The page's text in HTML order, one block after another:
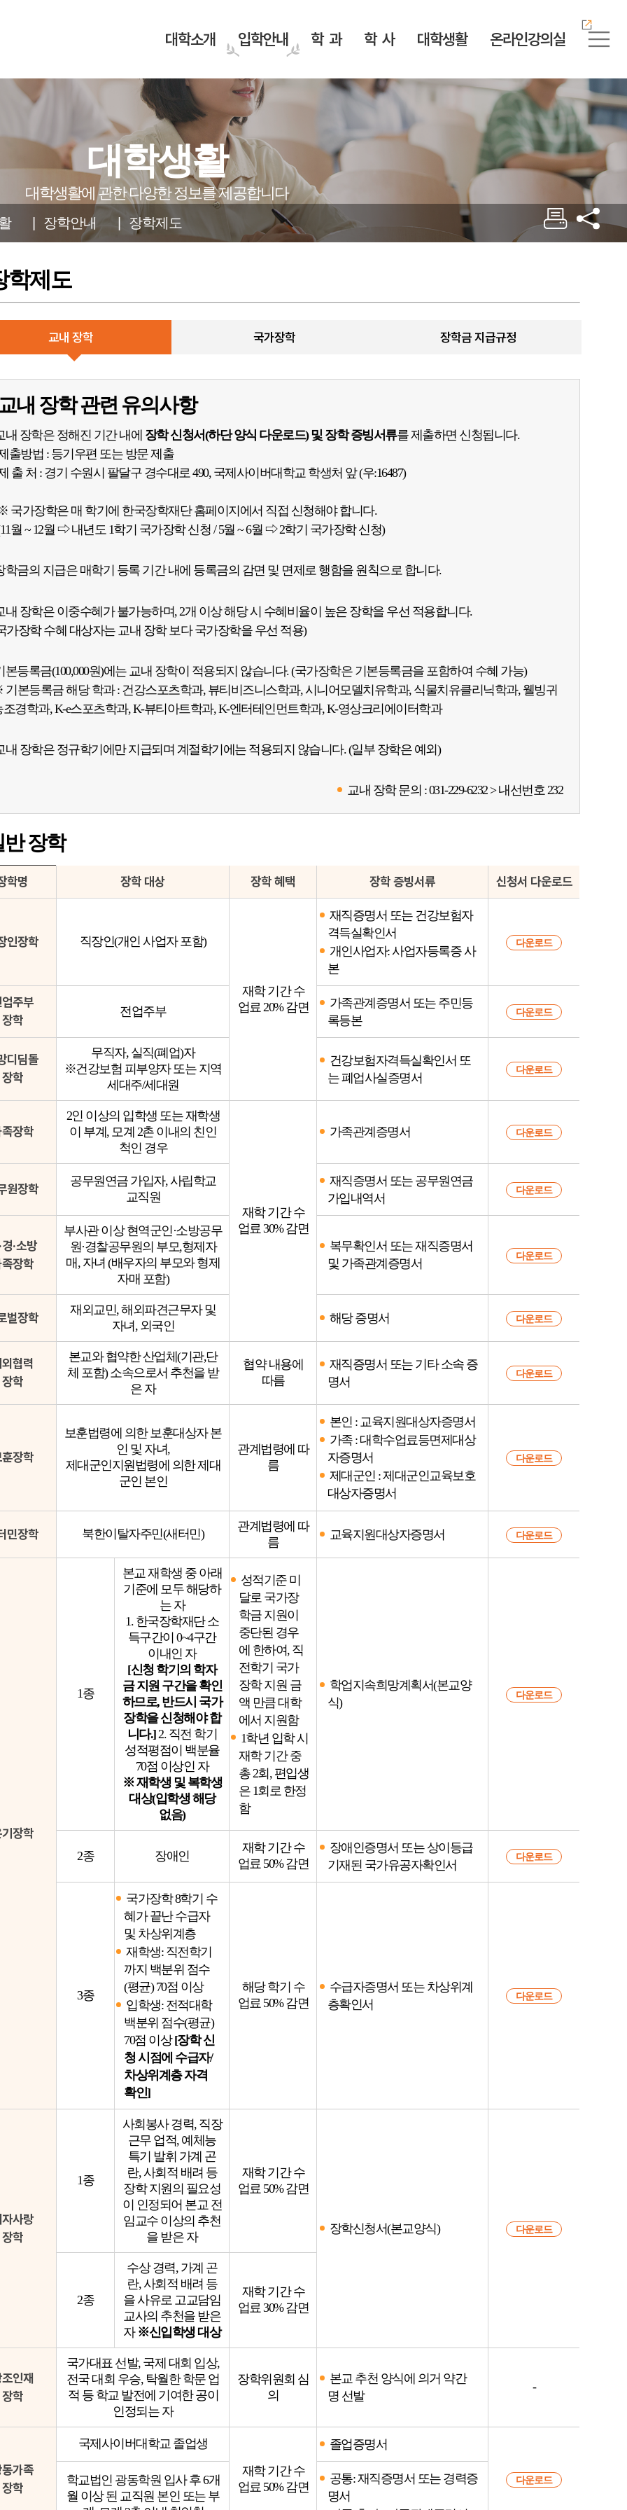
대학소개
교육 이념
인재상·핵심역량
GJCU UI
대학안내
PRIDE GJCU
대학 연혁
조직도
자체 평가
업무추진비
대학안전관리계획
입학안내
학기
2차모집
8.19.(수)
로가기
학 과
휴먼복지학부
건강스포츠학과
사회복지학과
웰빙귀농조경학과
상담학부
상담심리학과
시니어모델치유학과
식물치유클리닉학과
아동가족상담학과
소방방재안전학과
K-컬처학부
K-e스포츠학과
K-뷰티아트학과
K-엔터테인먼트학과
K-영상크리에이터학
과
학 사
교육과정 편성체계
및
이수체계도
규정안내
규정 안내
학위 취득 로드맵
학적 변동
전공제도
서식다운로드
서식다운로드
대학생활
협력기관
장학안내
장학제도
학자금 대출
수업 지원
학생증 발급
장애·소수학생지원센
터
웹진 緣
개설안내
온라인강의실
대학생활
대학생활에 관한 다양한 정보를 제공합니다
장학안내 장학제도
학제도
교내 장학 국가장학 장학금 지급규정
내 장학 관련 유의사항
내 장학은 정해진 기간 내에 장학 신청서(하단 양식 다운로드) 및 장학 증빙서류를 제출하면 신청됩니다.
출방법 : 등기우편 또는 방문 제출
출 처 : 경기 수원시 팔달구 경수대로 490, 국제사이버대학교 학생처 앞 (우:16487)
가장학은 매 학기에 한국장학재단 홈페이지에서 직접 신청해야 합니다.
월 ~ 12월 ⇨ 내년도 1학기 국가장학 신청 / 5월 ~ 6월 ⇨ 2학기 국가장학 신청)
학금의 지급은 매학기 등록 기간 내에 등록금의 감면 및 면제로 행함을 원칙으로 합니다.
내 장학은 이중수혜가 불가능하며, 2개 이상 해당 시 수혜비율이 높은 장학을 우선 적용합니다.
가장학 수혜 대상자는 교내 장학 보다 국가장학을 우선 적용)
본등록금(100,000원)에는 교내 장학이 적용되지 않습니다. (국가장학은 기본등록금을 포함하여 수혜 가능)
본등록금 해당 학과 : 건강스포츠학과, 뷰티비즈니스학과, 시니어모델치유학과, 식물치유클리닉학과, 웰빙귀
조경학과, K-e스포츠학과, K-뷰티아트학과, K-엔터테인먼트학과, K-영상크리에이터학과
내 장학은 정규학기에만 지급되며 계절학기에는 적용되지 않습니다. (일부 장학은 예외)
교내 장학 문의 : 031-229-6232 > 내선번호 232
반 장학
학명 장학 대상 장학 혜택 장학 증빙서류 신청서 다운로드
인장학 직장인(개인 사업자 포함)
재학 기간 수
업료 20% 감면
재직증명서 또는 건강보험자
격득실확인서
개인사업자: 사업자등록증 사
본
다운로드
주부
장학
전업주부
가족관계증명서 또는 주민등
록등본
다운로드
디딤돌
장학
무직자, 실직(폐업)자
※건강보험 피부양자 또는 지역
세대주/세대원
건강보험자격득실확인서 또
는 폐업사실증명서
다운로드
장학
2인 이상의 입학생 또는 재학생
이 부계, 모계 2촌 이내의 친인
척인 경우
재학 기간 수
업료 30% 감면
가족관계증명서 다운로드
원장학
공무원연금 가입자, 사립학교
교직원
재직증명서 또는 공무원연금
가입내역서
자
히
기
다운로드
경·소방
장학
부사관 이상 현역군인·소방공무
원·경찰공무원의 부모,형제자
매, 자녀 (배우자의 부모와 형제
자매 포함)
복무확인서 또는 재직증명서
및 가족관계증명서
다운로드
벌장학
재외교민, 해외파견근무자 및
자녀, 외국인
해당 증명서 다운로드
협력
장학
본교와 협약한 산업체(기관,단
체 포함) 소속으로서 추천을 받
은 자
협약 내용에
따름
재직증명서 또는 기타 소속 증
명서
다운로드
장학
보훈법령에 의한 보훈대상자 본
인 및 자녀,
제대군인지원법령에 의한 제대
군인 본인
관계법령에 따
름
본인 : 교육지원대상자증명서
가족 : 대학수업료등면제대상
자증명서
제대군인 : 제대군인교육보호
대상자증명서
다운로드
민장학 북한이탈자주민(새터민)
관계법령에 따
름
교육지원대상자증명서 다운로드
장학
1종
본교 재학생 중 아래
기준에 모두 해당하
는 자
1. 한국장학재단 소
득구간이 0~4구간
이내인 자
[신청 학기의 학자
금 지원 구간을 확인
하므로, 반드시 국가
장학을 신청해야 합
니다.]2. 직전 학기
성적평점이 백분율
70점 이상인 자
※ 재학생 및 복학생
대상(입학생 해당
없음)
성적기준 미
달로 국가장
학금 지원이
중단된 경우
에 한하여, 직
전학기 국가
장학 지원 금
액 만큼 대학
에서 지원함
1학년 입학 시
재학 기간 중
총 2회, 편입생
은 1회로 한정
함
학업지속희망계획서(본교양
식)
다운로드
2종 장애인
재학 기간 수
업료 50% 감면
장애인증명서 또는 상이등급
기재된 국가유공자확인서
다운로드
3종
국가장학 8학기 수
혜가 끝난 수급자
및 차상위계층
재학생: 직전학기
까지 백분위 점수
(평균) 70점 이상
입학생: 전적대학
백분위 점수(평균)
70점 이상[장학 신
청 시점에 수급자/
차상위계층 자격
확인]
해당 학기 수
업료 50% 감면
수급자증명서 또는 차상위계
층확인서
다운로드
사랑
장학
1종
사회봉사 경력, 직장
근무 업적, 예체능
특기 발휘 가계 곤
란, 사회적 배려 등
장학 지원의 필요성
이 인정되어 본교 전
임교수 이상의 추천
을 받은 자
재학 기간 수
업료 50% 감면
장학신청서(본교양식) 다운로드
2종
수상 경력, 가계 곤
란, 사회적 배려 등
을 사유로 고교담임
교사의 추천을 받은
자 ※신입학생 대상
재학 기간 수
업료 30% 감면
인재
장학
국가대표 선발, 국제 대회 입상,
전국 대회 우승, 탁월한 학문 업
적 등 학교 발전에 기여한 공이
인정되는 자
장학위원회 심
의
본교 추천 양식에 의거 약간
명 선발
-
가족
장학
국제사이버대학교 졸업생
재학 기간 수
업료 50% 감면
졸업증명서
다운로드
학교법인 광동학원 입사 후 6개
월 이상 된 교직원 본인 또는 부
공통: 재직증명서 또는 경력증
명서